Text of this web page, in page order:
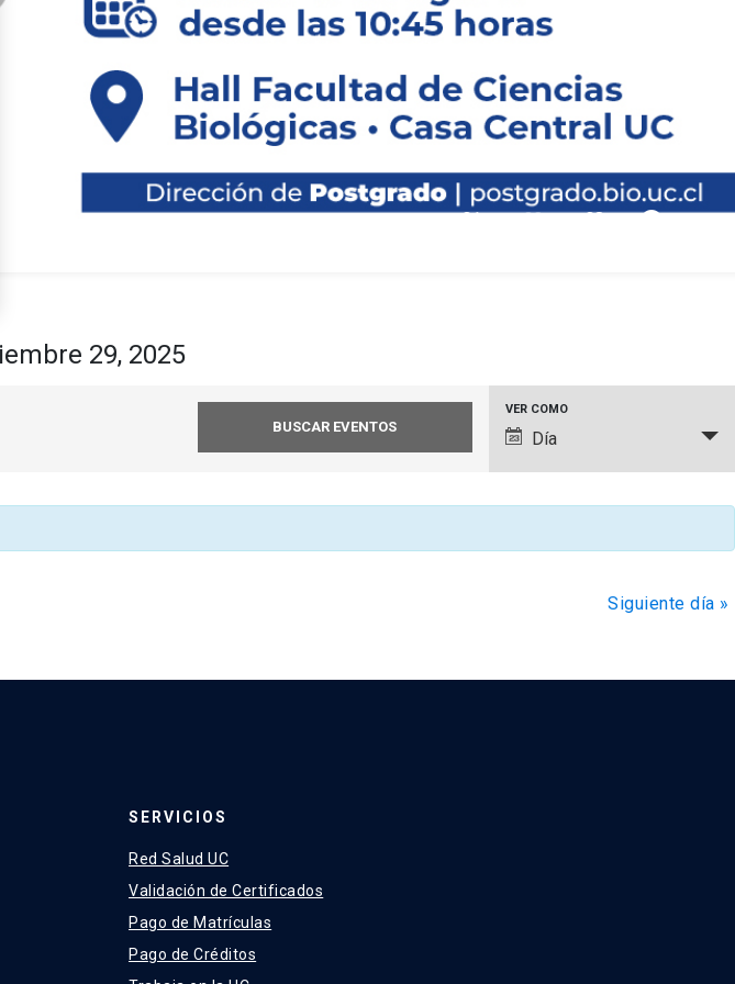
de la
y
terapéuticos”
01 02 03 pause_circle_filled
29, 2025
Navegación
de
vistas
de
VER COMO
Día
Siguiente día »
SERVICIOS
Red Salud UC
Validación de Certificados
Pago de Matrículas
Pago de Créditos